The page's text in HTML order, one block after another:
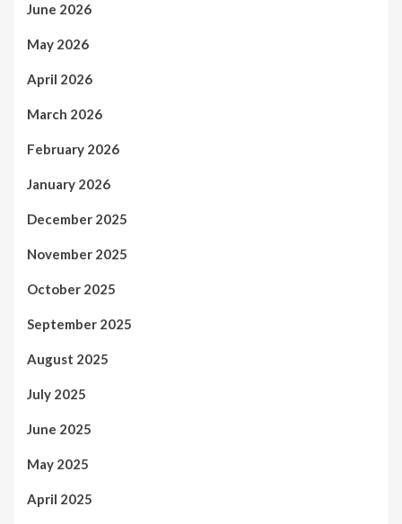
June 2026
May 2026
April 2026
March 2026
February 2026
January 2026
December 2025
November 2025
October 2025
September 2025
August 2025
July 2025
June 2025
May 2025
April 2025